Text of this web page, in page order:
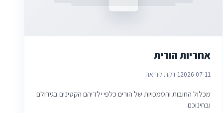
אחריות הורית
2026-07-111 דקת קריאה
מכלול החובות והסמכויות של הורים כלפי ילדיהם הקטינים בגידולם
ובחינוכם